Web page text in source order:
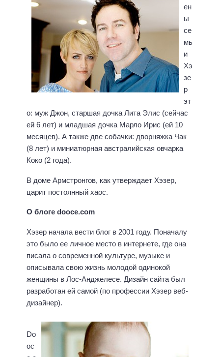
ен
ы
се
мь
и
Хэ
зе
р
эт
о: муж Джон, старшая дочка Лита Элис (сейчас
ей 6 лет) и младшая дочка Марло Ирис (ей 10
месяцев). А также две собачки: дворняжка Чак
(8 лет) и миниатюрная австралийская овчарка
Коко (2 года).
В доме Армстронгов, как утверждает Хэзер,
царит постоянный хаос.
О блоге dooce.com
Хэзер начала вести блог в 2001 году. Поначалу
это было ее личное место в интернете, где она
писала о современной культуре, музыке и
описывала свою жизнь молодой одинокой
женщины в Лос-Анджелесе. Дизайн сайта был
разработан ей самой (по профессии Хэзер веб-
дизайнер).
Do
oc